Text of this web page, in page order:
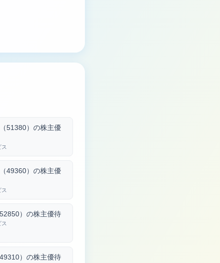
51380）の株主優
49360）の株主優
）の株主優待
）の株主優待